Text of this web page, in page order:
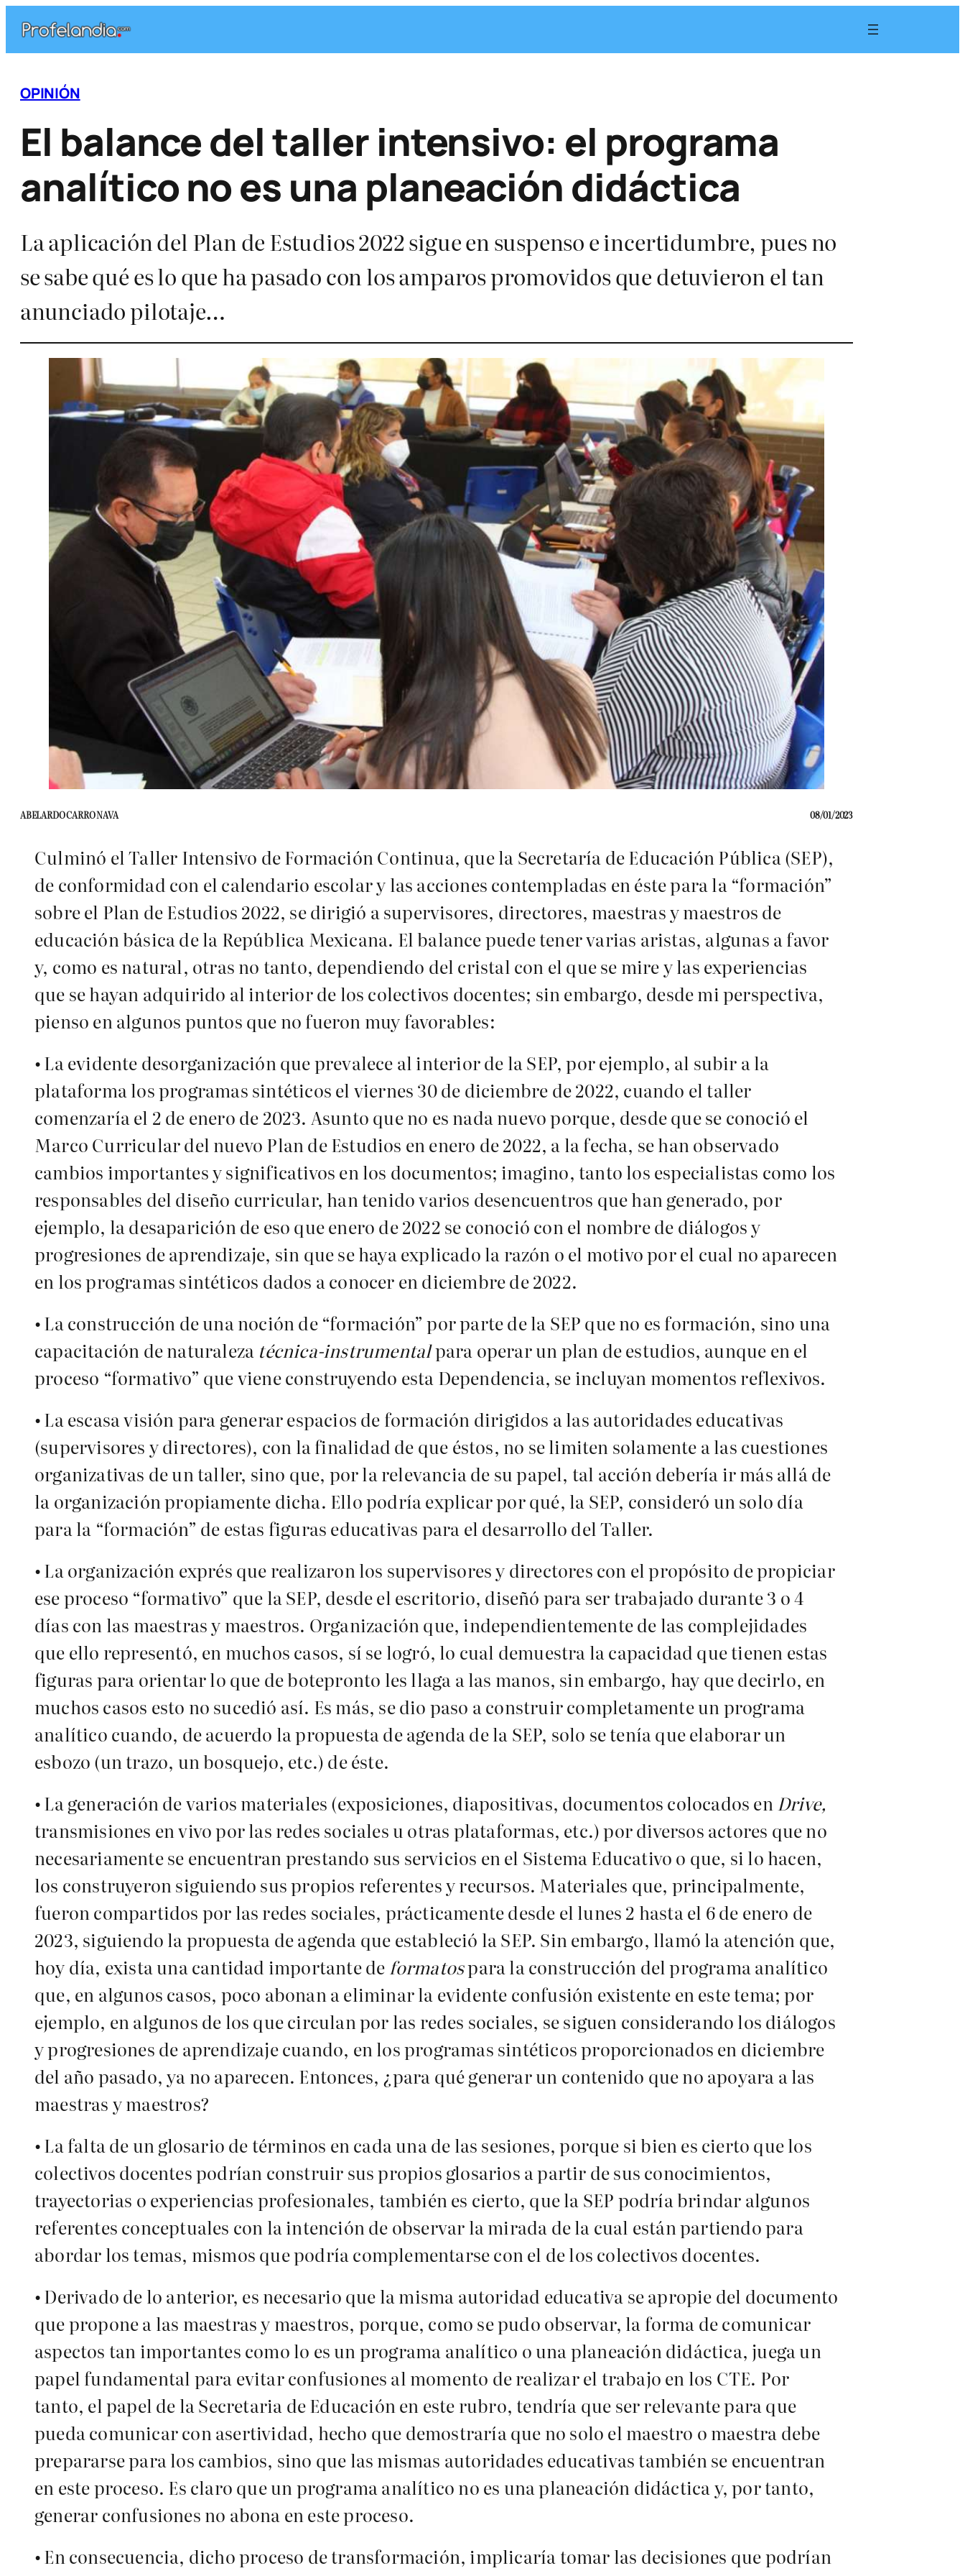
contenido
OPINIÓN
El balance del taller intensivo: el programa
analítico no es una planeación didáctica
La aplicación del Plan de Estudios 2022 sigue en suspenso e incertidumbre, pues no
se sabe qué es lo que ha pasado con los amparos promovidos que detuvieron el tan
anunciado pilotaje…
ABELARDO CARRO NAVA 08/01/2023
Culminó el Taller Intensivo de Formación Continua, que la Secretaría de Educación Pública (SEP),
de conformidad con el calendario escolar y las acciones contempladas en éste para la “formación”
sobre el Plan de Estudios 2022, se dirigió a supervisores, directores, maestras y maestros de
educación básica de la República Mexicana. El balance puede tener varias aristas, algunas a favor
y, como es natural, otras no tanto, dependiendo del cristal con el que se mire y las experiencias
que se hayan adquirido al interior de los colectivos docentes; sin embargo, desde mi perspectiva,
pienso en algunos puntos que no fueron muy favorables:
•La evidente desorganización que prevalece al interior de la SEP, por ejemplo, al subir a la
plataforma los programas sintéticos el viernes 30 de diciembre de 2022, cuando el taller
comenzaría el 2 de enero de 2023. Asunto que no es nada nuevo porque, desde que se conoció el
Marco Curricular del nuevo Plan de Estudios en enero de 2022, a la fecha, se han observado
cambios importantes y significativos en los documentos; imagino, tanto los especialistas como los
responsables del diseño curricular, han tenido varios desencuentros que han generado, por
ejemplo, la desaparición de eso que enero de 2022 se conoció con el nombre de diálogos y
progresiones de aprendizaje, sin que se haya explicado la razón o el motivo por el cual no aparecen
en los programas sintéticos dados a conocer en diciembre de 2022.
•La construcción de una noción de “formación” por parte de la SEP que no es formación, sino una
capacitación de naturaleza técnica-instrumentalpara operar un plan de estudios, aunque en el
proceso “formativo” que viene construyendo esta Dependencia, se incluyan momentos reflexivos.
•La escasa visión para generar espacios de formación dirigidos a las autoridades educativas
(supervisores y directores), con la finalidad de que éstos, no se limiten solamente a las cuestiones
organizativas de un taller, sino que, por la relevancia de su papel, tal acción debería ir más allá de
la organización propiamente dicha. Ello podría explicar por qué, la SEP, consideró un solo día
para la “formación” de estas figuras educativas para el desarrollo del Taller.
•La organización exprés que realizaron los supervisores y directores con el propósito de propiciar
ese proceso “formativo” que la SEP, desde el escritorio, diseñó para ser trabajado durante 3 o 4
días con las maestras y maestros. Organización que, independientemente de las complejidades
que ello representó, en muchos casos, sí se logró, lo cual demuestra la capacidad que tienen estas
figuras para orientar lo que de botepronto les llaga a las manos, sin embargo, hay que decirlo, en
muchos casos esto no sucedió así. Es más, se dio paso a construir completamente un programa
analítico cuando, de acuerdo la propuesta de agenda de la SEP, solo se tenía que elaborar un
esbozo (un trazo, un bosquejo, etc.) de éste.
•La generación de varios materiales (exposiciones, diapositivas, documentos colocados enDrive,
transmisiones en vivo por las redes sociales u otras plataformas, etc.) por diversos actores que no
necesariamente se encuentran prestando sus servicios en el Sistema Educativo o que, si lo hacen,
los construyeron siguiendo sus propios referentes y recursos. Materiales que, principalmente,
fueron compartidos por las redes sociales, prácticamente desde el lunes 2 hasta el 6 de enero de
2023, siguiendo la propuesta de agenda que estableció la SEP. Sin embargo, llamó la atención que,
hoy día, exista una cantidad importante de formatospara la construcción del programa analítico
que, en algunos casos, poco abonan a eliminar la evidente confusión existente en este tema; por
ejemplo, en algunos de los que circulan por las redes sociales, se siguen considerando los diálogos
y progresiones de aprendizaje cuando, en los programas sintéticos proporcionados en diciembre
del año pasado, ya no aparecen. Entonces, ¿para qué generar un contenido que no apoyara a las
maestras y maestros?
•La falta de un glosario de términos en cada una de las sesiones, porque si bien es cierto que los
colectivos docentes podrían construir sus propios glosarios a partir de sus conocimientos,
trayectorias o experiencias profesionales, también es cierto, que la SEP podría brindar algunos
referentes conceptuales con la intención de observar la mirada de la cual están partiendo para
abordar los temas, mismos que podría complementarse con el de los colectivos docentes.
•Derivado de lo anterior, es necesario que la misma autoridad educativa se apropie del documento
que propone a las maestras y maestros, porque, como se pudo observar, la forma de comunicar
aspectos tan importantes como lo es un programa analítico o una planeación didáctica, juega un
papel fundamental para evitar confusiones al momento de realizar el trabajo en los CTE. Por
tanto, el papel de la Secretaria de Educación en este rubro, tendría que ser relevante para que
pueda comunicar con asertividad, hecho que demostraría que no solo el maestro o maestra debe
prepararse para los cambios, sino que las mismas autoridades educativas también se encuentran
en este proceso. Es claro que un programa analítico no es una planeación didáctica y, por tanto,
generar confusiones no abona en este proceso.
•En consecuencia, dicho proceso de transformación, implicaría tomar las decisiones que podrían